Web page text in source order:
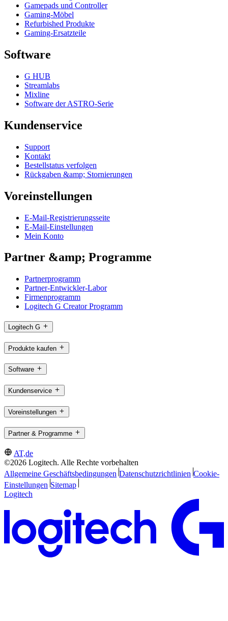
Gamepads und Controller
Gaming-Möbel
Refurbished Produkte
Gaming-Ersatzteile
Software
G HUB
Streamlabs
Mixline
Software der ASTRO-Serie
Kundenservice
Support
Kontakt
Bestellstatus verfolgen
Rückgaben &amp; Stornierungen
Voreinstellungen
E-Mail-Registrierungsseite
E-Mail-Einstellungen
Mein Konto
Partner &amp; Programme
Partnerprogramm
Partner-Entwickler-Labor
Firmenprogramm
Logitech G Creator Programm
Logitech G
Produkte kaufen
Software
Kundenservice
Voreinstellungen
Partner & Programme
AT,de
©2026 Logitech. Alle Rechte vorbehalten
Allgemeine Geschäftsbedingungen Datenschutzrichtlinien Cookie-
Einstellungen Sitemap
Logitech